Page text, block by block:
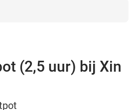
(2,5 uur) bij Xin